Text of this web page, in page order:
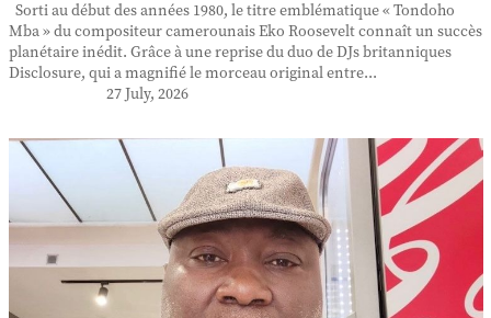
Sorti au début des années 1980, le titre emblématique « Tondoho
Mba » du compositeur camerounais Eko Roosevelt connaît un succès
planétaire inédit. Grâce à une reprise du duo de DJs britanniques
Disclosure, qui a magnifié le morceau original entre...
27 July, 2026